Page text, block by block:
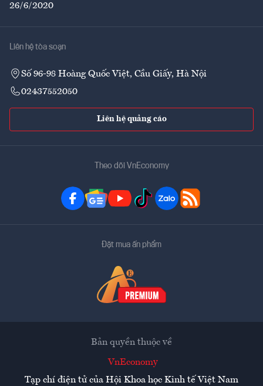
26/6/2020
Liên hệ tòa soạn
Số 96-98 Hoàng Quốc Việt, Cầu Giấy, Hà Nội
02437552050
Liên hệ quảng cáo
Theo dõi VnEconomy
Đặt mua ấn phẩm
Bản quyền thuộc về
VnEconomy
Tạp chí điện tử của Hội Khoa học Kinh tế Việt Nam